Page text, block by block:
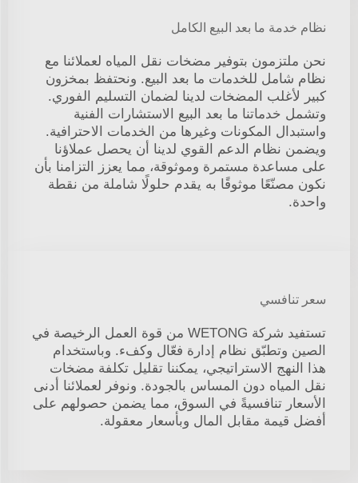
نظام خدمة ما بعد البيع الكامل
نحن ملتزمون بتوفير مضخات نقل المياه لعملائنا مع
نظام شامل للخدمات ما بعد البيع. ونحتفظ بمخزون
كبير لأغلب المضخات لدينا لضمان التسليم الفوري.
وتشمل خدماتنا ما بعد البيع الاستشارات الفنية
واستبدال المكونات وغيرها من الخدمات الاحترافية.
ويضمن نظام الدعم القوي لدينا أن يحصل عملاؤنا
على مساعدة مستمرة وموثوقة، مما يعزز التزامنا بأن
نكون مصنّعًا موثوقًا به يقدم حلولًا شاملة من نقطة
واحدة.
سعر تنافسي
تستفيد شركة WETONG من قوة العمل الرخيصة في
الصين وتطبّق نظام إدارة فعّال وكفء. وباستخدام
هذا النهج الاستراتيجي، يمكننا تقليل تكلفة مضخات
نقل المياه دون المساس بالجودة. ونوفر لعملائنا أدنى
الأسعار تنافسيةً في السوق، مما يضمن حصولهم على
أفضل قيمة مقابل المال وبأسعار معقولة.